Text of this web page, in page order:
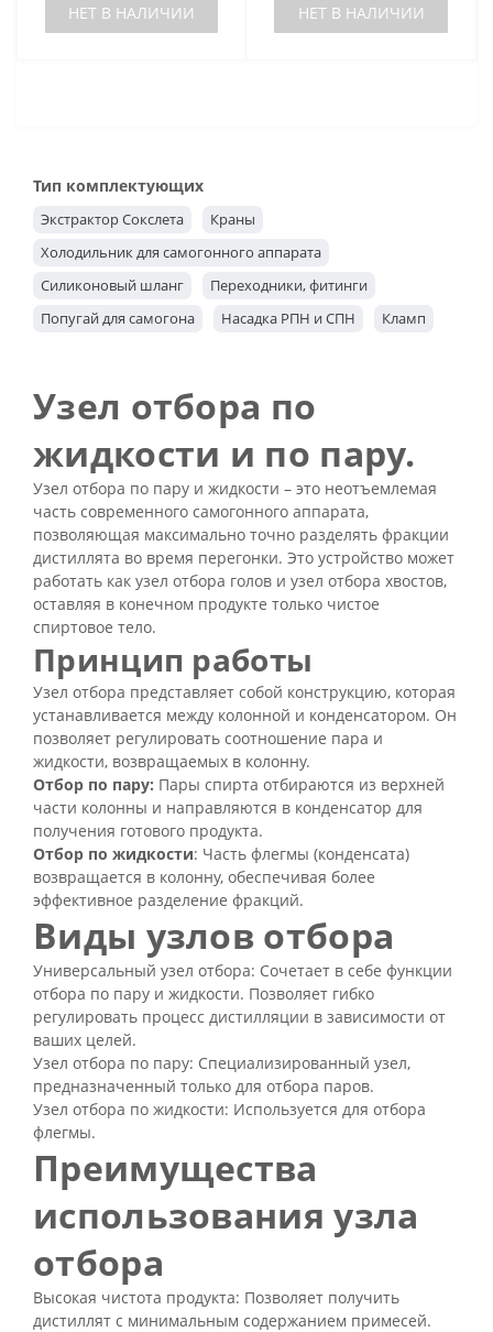
НЕТ В НАЛИЧИИ НЕТ В НАЛИЧИИ
Тип комплектующих
Экстрактор Сокслета
Краны
Холодильник для самогонного аппарата
Силиконовый шланг
Переходники, фитинги
Попугай для самогона
Насадка РПН и СПН
Кламп
Узел отбора
Узел отбора по
жидкости и по пару.
Узел отбора по пару и жидкости – это неотъемлемая
часть современного самогонного аппарата,
позволяющая максимально точно разделять фракции
дистиллята во время перегонки. Это устройство может
работать как узел отбора голов и узел отбора хвостов,
оставляя в конечном продукте только чистое
спиртовое тело.
Принцип работы
Узел отбора представляет собой конструкцию, которая
устанавливается между колонной и конденсатором. Он
позволяет регулировать соотношение пара и
жидкости, возвращаемых в колонну.
Отбор по пару: Пары спирта отбираются из верхней
части колонны и направляются в конденсатор для
получения готового продукта.
Отбор по жидкости: Часть флегмы (конденсата)
возвращается в колонну, обеспечивая более
эффективное разделение фракций.
Виды узлов отбора
Универсальный узел отбора: Сочетает в себе функции
отбора по пару и жидкости. Позволяет гибко
регулировать процесс дистилляции в зависимости от
ваших целей.
Узел отбора по пару: Специализированный узел,
предназначенный только для отбора паров.
Узел отбора по жидкости: Используется для отбора
флегмы.
Преимущества
использования узла
отбора
Высокая чистота продукта: Позволяет получить
дистиллят с минимальным содержанием примесей.